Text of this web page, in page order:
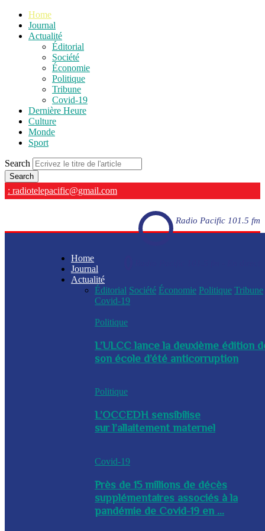
Home
Journal
Actualité
Éditorial
Société
Économie
Politique
Tribune
Covid-19
Dernière Heure
Culture
Monde
Sport
Search
: radiotelepacific@gmail.com
Radio Pacific 101.5 fm
Home
Journal
Actualité
Éditorial Société Économie Politique Tribune
Covid-19
Politique
L’ULCC lance la deuxième édition
son école d’été anticorruption
Politique
L’OCCEDH sensibilise
sur l’allaitement maternel
Covid-19
Près de 15 millions de décès
supplémentaires associés à la
pandémie de Covid-19 en ...